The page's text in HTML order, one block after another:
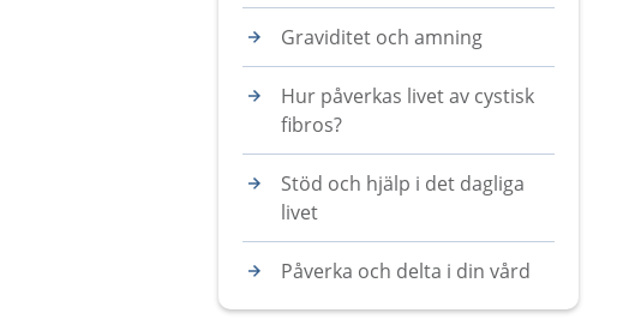
Graviditet och amning
Hur påverkas livet av cystisk
fibros?
Stöd och hjälp i det dagliga
livet
Påverka och delta i din vård